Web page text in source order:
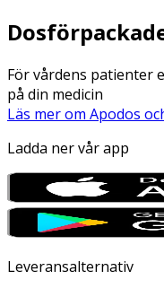
För vårdens patienter
på din medicin
Läs mer om Apodos
Ladda ner vår app
Leveransalternativ